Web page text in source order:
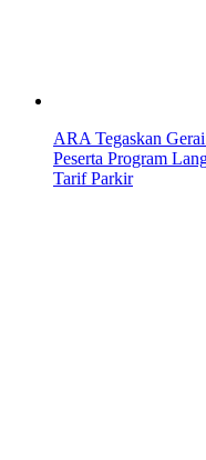
ARA Tegaskan
Peserta Program
Tarif Parkir